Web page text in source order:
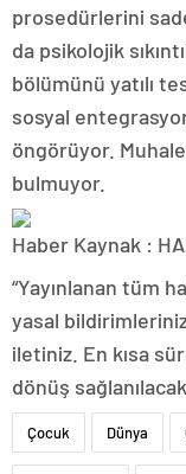
prosedürlerini
da psikolojik
bölümünü yatılı
sosyal
öngörüyor.
bulmuyor.
Haber Kaynak :
“Yayınlanan tüm
yasal
iletiniz. En kısa
dönüş
Çocuk Dünya